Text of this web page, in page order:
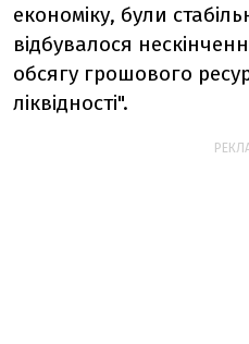
економіку, були
відбувалося
обсягу грошового
ліквідності".